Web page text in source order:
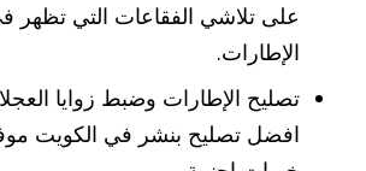
على تلاشي الفقاعات التي تظهر
الإطارات.
تصليح الإطارات وضبط زوايا
افضل تصليح بنشر في الكويت